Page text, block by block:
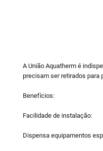
A União Aquatherm é
precisam ser retirados para
Benefícios:
Facilidade de instalação:
Dispensa equipamentos